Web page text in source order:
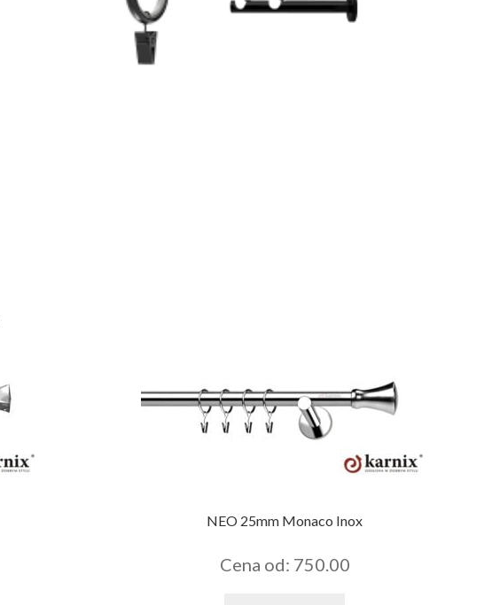
NEO 25mm Monaco Inox
Cena od: 750.00